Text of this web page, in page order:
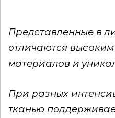
Представленные в
отличаются
материалов и
При разных
тканью